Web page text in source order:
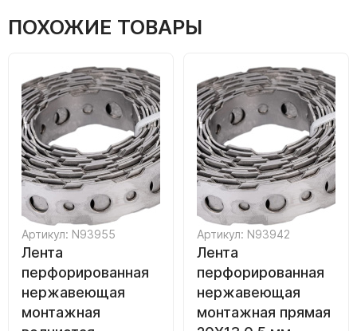
ПОХОЖИЕ ТОВАРЫ
Артикул: N93955
Лента
перфорированная
нержавеющая
монтажная
Артикул: N93942
Лента
перфорированная
нержавеющая
монтажная прямая